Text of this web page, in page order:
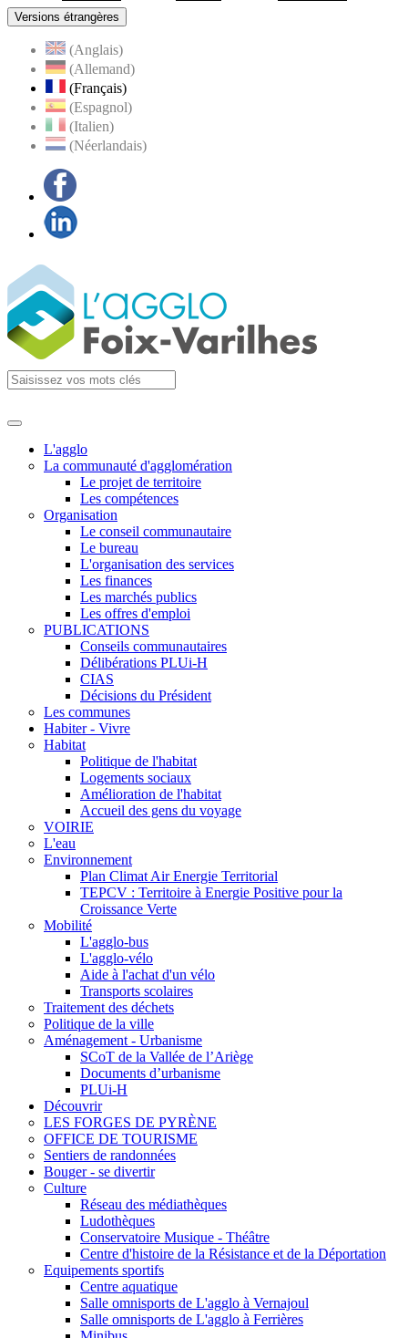
Versions étrangères
(Anglais)
(Allemand)
(Français)
(Espagnol)
(Italien)
(Néerlandais)
Agglo Foix-Varilhes
L'agglo
La communauté d'agglomération
Le projet de territoire
Les compétences
Organisation
Le conseil communautaire
Le bureau
L'organisation des services
Les finances
Les marchés publics
Les offres d'emploi
PUBLICATIONS
Conseils communautaires
Délibérations PLUi-H
CIAS
Décisions du Président
Les communes
Habiter - Vivre
Habitat
Politique de l'habitat
Logements sociaux
Amélioration de l'habitat
Accueil des gens du voyage
VOIRIE
L'eau
Environnement
Plan Climat Air Energie Territorial
TEPCV : Territoire à Energie Positive pour la
Croissance Verte
Mobilité
L'agglo-bus
L'agglo-vélo
Aide à l'achat d'un vélo
Transports scolaires
Traitement des déchets
Politique de la ville
Aménagement - Urbanisme
SCoT de la Vallée de l’Ariège
Documents d’urbanisme
PLUi-H
Découvrir
LES FORGES DE PYRÈNE
OFFICE DE TOURISME
Sentiers de randonnées
Bouger - se divertir
Culture
Réseau des médiathèques
Ludothèques
Conservatoire Musique - Théâtre
Centre d'histoire de la Résistance et de la Déportation
Equipements sportifs
Centre aquatique
Salle omnisports de L'agglo à Vernajoul
Salle omnisports de L'agglo à Ferrières